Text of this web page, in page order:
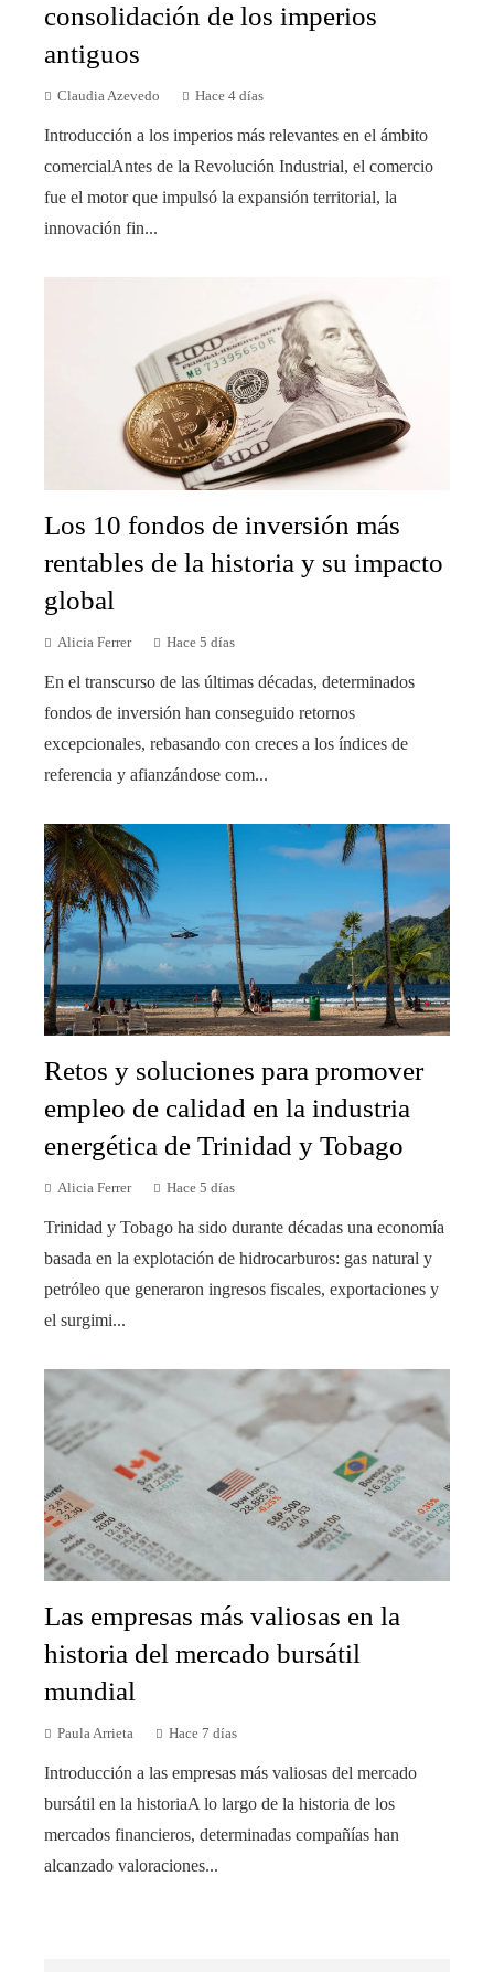
consolidación de los imperios
antiguos
Claudia Azevedo Hace 4 días
Introducción a los imperios más relevantes en el ámbito
comercialAntes de la Revolución Industrial, el comercio
fue el motor que impulsó la expansión territorial, la
innovación fin...
Los 10 fondos de inversión más
rentables de la historia y su impacto
global
Alicia Ferrer Hace 5 días
En el transcurso de las últimas décadas, determinados
fondos de inversión han conseguido retornos
excepcionales, rebasando con creces a los índices de
referencia y afianzándose com...
Retos y soluciones para promover
empleo de calidad en la industria
energética de Trinidad y Tobago
Alicia Ferrer Hace 5 días
Trinidad y Tobago ha sido durante décadas una economía
basada en la explotación de hidrocarburos: gas natural y
petróleo que generaron ingresos fiscales, exportaciones y
el surgimi...
Las empresas más valiosas en la
historia del mercado bursátil
mundial
Paula Arrieta Hace 7 días
Introducción a las empresas más valiosas del mercado
bursátil en la historiaA lo largo de la historia de los
mercados financieros, determinadas compañías han
alcanzado valoraciones...